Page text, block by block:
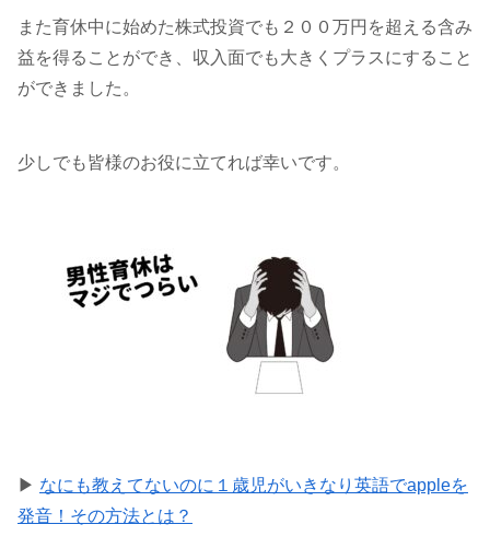
また育休中に始めた株式投資でも２００万円を超える含み
益を得ることができ、収入面でも大きくプラスにすること
ができました。
少しでも皆様のお役に立てれば幸いです。
▶ なにも教えてないのに１歳児がいきなり英語でappleを
発音！その方法とは？